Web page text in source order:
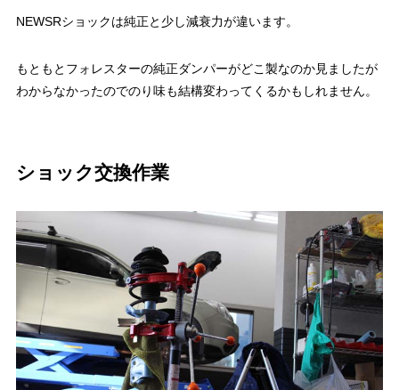
NEWSRショックは純正と少し減衰力が違います。
もともとフォレスターの純正ダンパーがどこ製なのか見ましたが
わからなかったのでのり味も結構変わってくるかもしれません。
ショック交換作業